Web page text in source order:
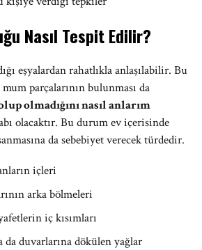
Nasıl Tespit Edilir?
eşyalardan rahatlıkla anlaşılabilir. Bu
mum parçalarının bulunması da
olmadığını nasıl anlarım
olacaktır. Bu durum ev içerisinde
da sebebiyet verecek türdedir.
içleri
arka bölmeleri
iç kısımları
duvarlarına dökülen yağlar